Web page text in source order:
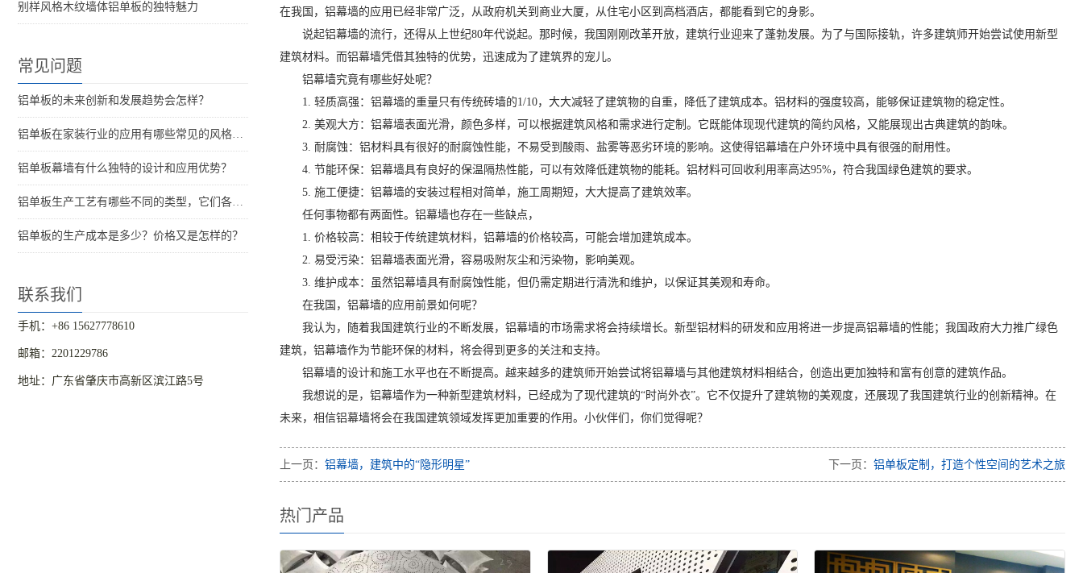
别样风格木纹墙体铝单板的独特魅力
常见问题
铝单板的未来创新和发展趋势会怎样？
铝单板在家装行业的应用有哪些常见的风格和特点？
铝单板幕墙有什么独特的设计和应用优势？
铝单板生产工艺有哪些不同的类型，它们各自的特点是什么？
铝单板的生产成本是多少？价格又是怎样的？
联系我们
手机：+86 15627778610
邮箱：2201229786
地址：广东省肇庆市高新区滨江路5号
在我国，铝幕墙的应用已经非常广泛，从政府机关到商业大厦，从住宅小区到高档酒店，都能看到它的身影。
说起铝幕墙的流行，还得从上世纪80年代说起。那时候，我国刚刚改革开放，建筑行业迎来了蓬勃发展。为了与国际接轨，许多建筑师开始尝试使用新型
建筑材料。而铝幕墙凭借其独特的优势，迅速成为了建筑界的宠儿。
铝幕墙究竟有哪些好处呢？
1. 轻质高强：铝幕墙的重量只有传统砖墙的1/10，大大减轻了建筑物的自重，降低了建筑成本。铝材料的强度较高，能够保证建筑物的稳定性。
2. 美观大方：铝幕墙表面光滑，颜色多样，可以根据建筑风格和需求进行定制。它既能体现现代建筑的简约风格，又能展现出古典建筑的韵味。
3. 耐腐蚀：铝材料具有很好的耐腐蚀性能，不易受到酸雨、盐雾等恶劣环境的影响。这使得铝幕墙在户外环境中具有很强的耐用性。
4. 节能环保：铝幕墙具有良好的保温隔热性能，可以有效降低建筑物的能耗。铝材料可回收利用率高达95%，符合我国绿色建筑的要求。
5. 施工便捷：铝幕墙的安装过程相对简单，施工周期短，大大提高了建筑效率。
任何事物都有两面性。铝幕墙也存在一些缺点，
1. 价格较高：相较于传统建筑材料，铝幕墙的价格较高，可能会增加建筑成本。
2. 易受污染：铝幕墙表面光滑，容易吸附灰尘和污染物，影响美观。
3. 维护成本：虽然铝幕墙具有耐腐蚀性能，但仍需定期进行清洗和维护，以保证其美观和寿命。
在我国，铝幕墙的应用前景如何呢？
我认为，随着我国建筑行业的不断发展，铝幕墙的市场需求将会持续增长。新型铝材料的研发和应用将进一步提高铝幕墙的性能；我国政府大力推广绿色
建筑，铝幕墙作为节能环保的材料，将会得到更多的关注和支持。
铝幕墙的设计和施工水平也在不断提高。越来越多的建筑师开始尝试将铝幕墙与其他建筑材料相结合，创造出更加独特和富有创意的建筑作品。
我想说的是，铝幕墙作为一种新型建筑材料，已经成为了现代建筑的“时尚外衣”。它不仅提升了建筑物的美观度，还展现了我国建筑行业的创新精神。在
未来，相信铝幕墙将会在我国建筑领域发挥更加重要的作用。小伙伴们，你们觉得呢？
上一页： 铝幕墙，建筑中的“隐形明星” 下一页： 铝单板定制，打造个性空间的艺术之旅
热门产品